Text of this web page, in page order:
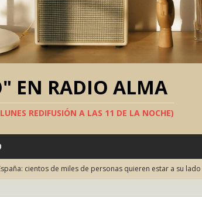
EN RADIO ALMA
REDIFUSIÓN A LAS 11 DE LA NOCHE)
cientos de miles de personas quieren estar a su lado